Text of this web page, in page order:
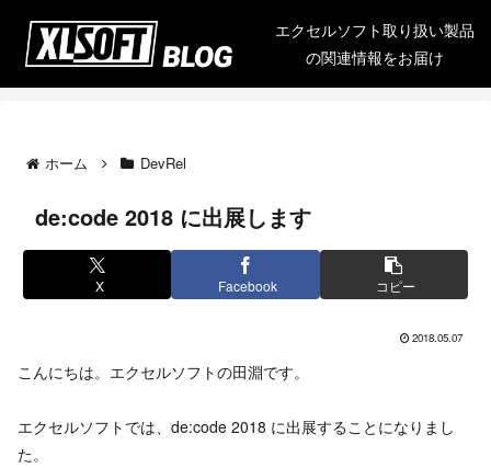
エクセルソフト取り扱い製品
の関連情報をお届け
ホーム DevRel
de:code 2018 に出展します
X Facebook コピー
2018.05.07
こんにちは。エクセルソフトの田淵です。
エクセルソフトでは、de:code 2018 に出展することになりまし
た。